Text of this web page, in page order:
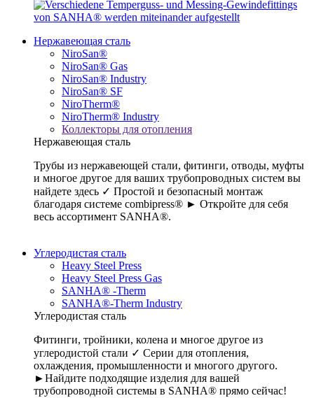
Нержавеющая сталь
NiroSan®
NiroSan® Gas
NiroSan® Industry
NiroSan® SF
NiroTherm®
NiroTherm® Industry
Коллекторы для отопления
Нержавеющая сталь
Трубы из нержавеющей стали, фитинги, отводы, муфты
и многое другое для ваших трубопроводных систем вы
найдете здесь ✓ Простой и безопасный монтаж
благодаря системе combipress® ► Откройте для себя
весь ассортимент SANHA®.
Углеродистая сталь
Heavy Steel Press
Heavy Steel Press Gas
SANHA® -Therm
SANHA®-Therm Industry
Углеродистая сталь
Фитинги, тройники, колена и многое другое из
углеродистой стали ✓ Серии для отопления,
охлаждения, промышленности и многого другого.
►Найдите подходящие изделия для вашей
трубопроводной системы в SANHA® прямо сейчас!